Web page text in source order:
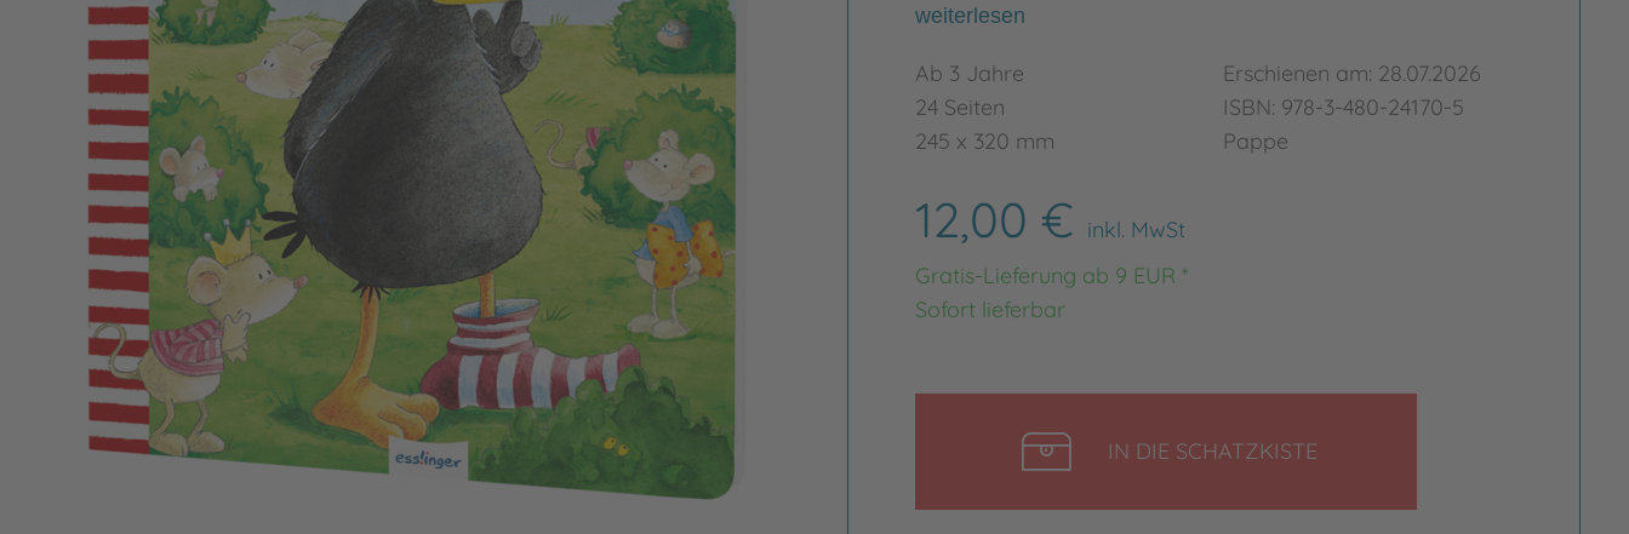
weiterlesen
Ab 3 Jahre
24 Seiten
245 x 320 mm
Erschienen am: 28.07.2026
ISBN: 978-3-480-24170-5
Pappe
12,00 € inkl. MwSt
Gratis-Lieferung ab 9 EUR *
Sofort lieferbar
IN DIE SCHATZKISTE